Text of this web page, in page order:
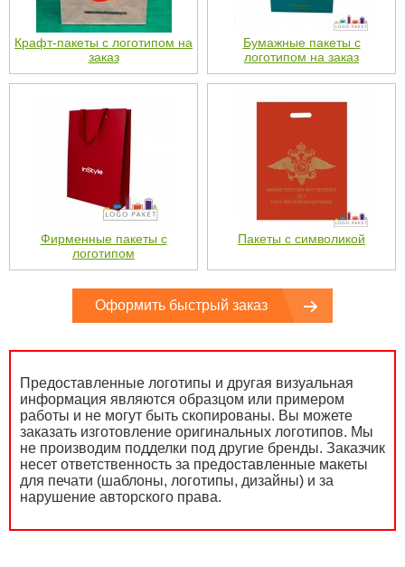
Крафт-пакеты с логотипом на
заказ
Бумажные пакеты с
логотипом на заказ
Фирменные пакеты с
логотипом
Пакеты с символикой
Оформить быстрый заказ
Предоставленные логотипы и другая визуальная
информация являются образцом или примером
работы и не могут быть скопированы. Вы можете
заказать изготовление оригинальных логотипов. Мы
не производим подделки под другие бренды. Заказчик
несет ответственность за предоставленные макеты
для печати (шаблоны, логотипы, дизайны) и за
нарушение авторского права.